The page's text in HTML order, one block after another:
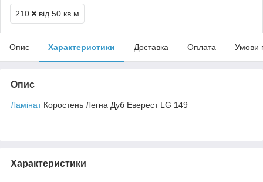
210 ₴ від 50 кв.м
Опис Характеристики Доставка Оплата Умови
Опис
ЛамінатКоростень Легна Дуб Еверест LG 149
Характеристики